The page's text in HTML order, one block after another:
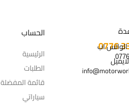
الواتس اب
الحساب
الرئيسية
الطلبات
قائمة المفضلة
سياراتي